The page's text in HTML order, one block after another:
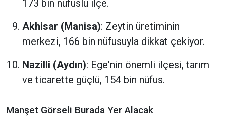
173 bin nüfuslu ilçe.
Akhisar (Manisa): Zeytin üretiminin
merkezi, 166 bin nüfusuyla dikkat çekiyor.
Nazilli (Aydın): Ege'nin önemli ilçesi, tarım
ve ticarette güçlü, 154 bin nüfus.
Manşet Görseli Burada Yer Alacak